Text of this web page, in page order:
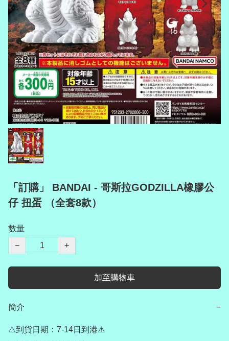
「訂購」 BANDAI - 哥斯拉GODZILLA橡膠公
仔 扭蛋 （全套8款）
數量
−
+
加至購物車
簡介 −
⚠️到貨日期：7-14日到港⚠️